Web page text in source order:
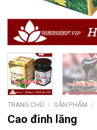
TRANG CHỦ / SẢN PHẨM /
Cao đinh lăng